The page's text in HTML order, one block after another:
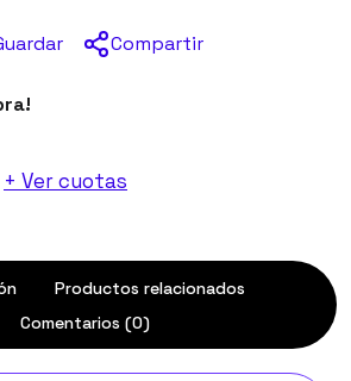
Compartir
+ Ver cuotas
Productos relacionados
Comentarios (0)